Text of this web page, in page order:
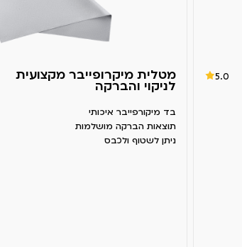
5.0 מטלית מיקרופייבר מקצועית
לניקוי והברקה
בד מיקורפייבר איכותי
תוצאות הברקה מושלמות
ניתן לשטוף ולכבס